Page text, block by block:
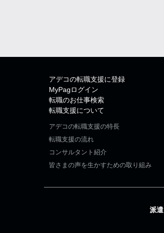
アデコの転職支援に登録
MyPagログイン
転職のお仕事検索
転職支援について
アデコの転職支援の特長
転職支援の流れ
コンサルタント紹介
皆さまの声を生かすための取り組み
派遣